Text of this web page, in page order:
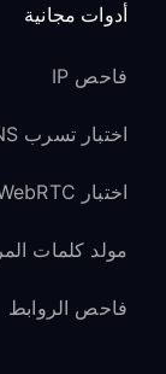
أدوات مجانية
فاحص IP
اختبار تسرب DNS
اختبار WebRTC
مولد كلمات
فاحص الروابط